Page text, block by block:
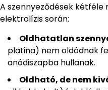
A szennyeződések kétféle
elektrolízis során:
Oldhatatlan
platina) nem oldódnak
anódiszapba hullanak.
Oldható, de nem